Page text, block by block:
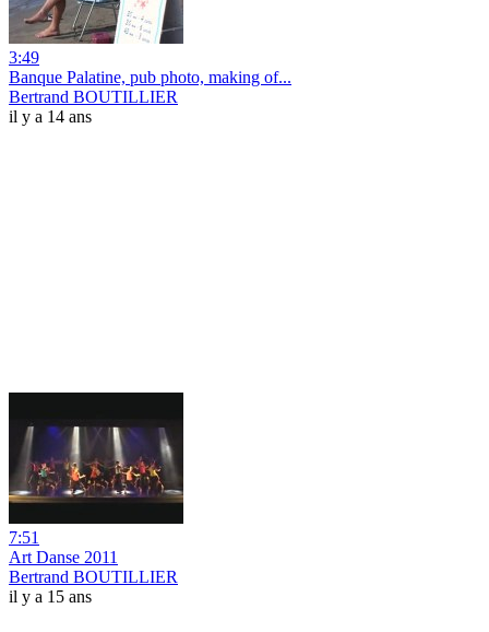
3:49
Banque Palatine, pub photo, making of...
Bertrand BOUTILLIER
il y a 14 ans
7:51
Art Danse 2011
Bertrand BOUTILLIER
il y a 15 ans